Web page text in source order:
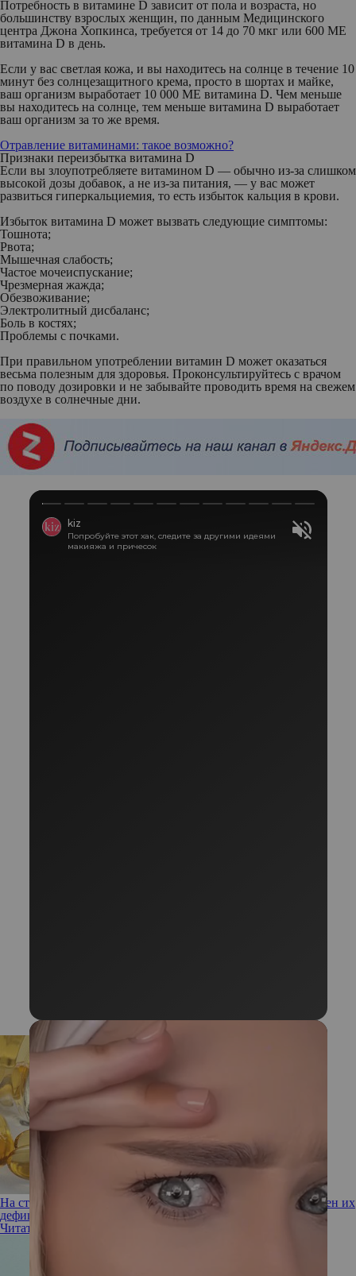
Потребность в витамине D зависит от пола и возраста, но
большинству взрослых женщин, по данным Медицинского
центра Джона Хопкинса, требуется от 14 до 70 мкг или 600 МЕ
витамина D в день.
Если у вас светлая кожа, и вы находитесь на солнце в течение 10
минут без солнцезащитного крема, просто в шортах и майке,
ваш организм выработает 10 000 МЕ витамина D. Чем меньше
вы находитесь на солнце, тем меньше витамина D выработает
ваш организм за то же время.
Отравление витаминами: такое возможно?
Признаки переизбытка витамина D
Если вы злоупотребляете витамином D — обычно из-за слишком
высокой дозы добавок, а не из-за питания, — у вас может
развиться гиперкальциемия, то есть избыток кальция в крови.
Избыток витамина D может вызвать следующие симптомы:
Тошнота;
Рвота;
Мышечная слабость;
Частое мочеиспускание;
Чрезмерная жажда;
Обезвоживание;
Электролитный дисбаланс;
Боль в костях;
Проблемы с почками.
При правильном употреблении витамин D может оказаться
весьма полезным для здоровья. Проконсультируйтесь с врачом
по поводу дозировки и не забывайте проводить время на свежем
воздухе в солнечные дни.
На страже здоровья и красоты: Омега-3 кислоты и чем опасен их
дефицит в организме
Читать полностью